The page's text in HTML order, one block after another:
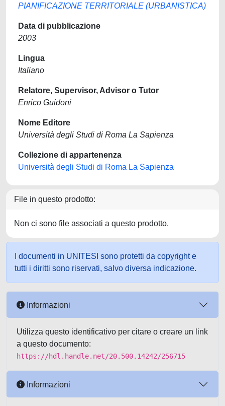
PIANIFICAZIONE TERRITORIALE (URBANISTICA)
Data di pubblicazione
2003
Lingua
Italiano
Relatore, Supervisor, Advisor o Tutor
Enrico Guidoni
Nome Editore
Università degli Studi di Roma La Sapienza
Collezione di appartenenza
Università degli Studi di Roma La Sapienza
File in questo prodotto:
Non ci sono file associati a questo prodotto.
I documenti in UNITESI sono protetti da copyright e
tutti i diritti sono riservati, salvo diversa indicazione.
Informazioni
Utilizza questo identificativo per citare o creare un link
a questo documento:
https://hdl.handle.net/20.500.14242/256715
Informazioni